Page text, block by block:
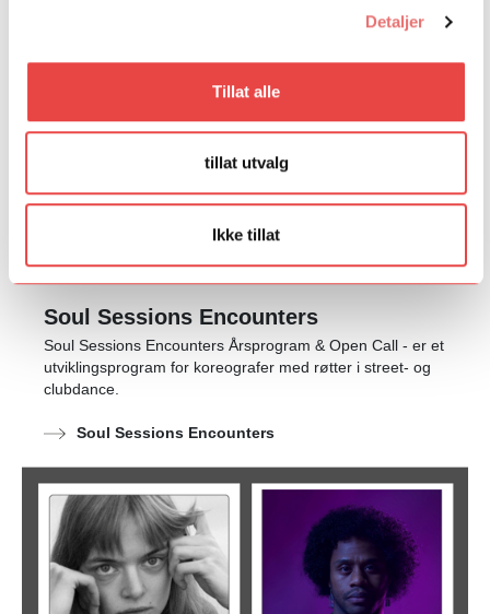
Detaljer
Tillat alle
tillat utvalg
Ikke tillat
Soul Sessions Encounters
Soul Sessions Encounters Årsprogram & Open Call - er et
utviklingsprogram for koreografer med røtter i street- og
clubdance.
Soul Sessions Encounters